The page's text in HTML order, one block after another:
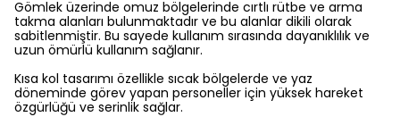
Gömlek üzerinde omuz bölgelerinde cırtlı rütbe ve arma
takma alanları bulunmaktadır ve bu alanlar dikili olarak
sabitlenmiştir. Bu sayede kullanım sırasında dayanıklılık ve
uzun ömürlü kullanım sağlanır.
Kısa kol tasarımı özellikle sıcak bölgelerde ve yaz
döneminde görev yapan personeller için yüksek hareket
özgürlüğü ve serinlik sağlar.